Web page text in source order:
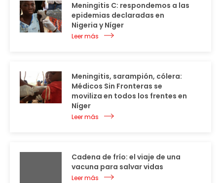
Meningitis C: respondemos a las
epidemias declaradas en
Nigeria y Níger
Leer más
Meningitis, sarampión, cólera:
Médicos Sin Fronteras se
moviliza en todos los frentes en
Níger
Leer más
Cadena de frío: el viaje de una
vacuna para salvar vidas
Leer más